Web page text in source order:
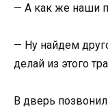
— А как же наши
— Ну найдем
делай из этого
В дверь